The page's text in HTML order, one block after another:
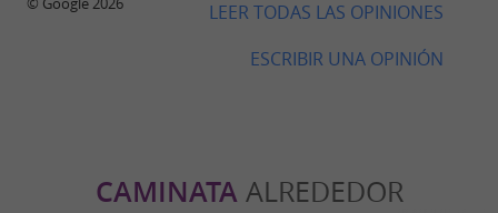
LEER TODAS LAS OPINIONES
ESCRIBIR UNA OPINIÓN
© Google 2026
CAMINATAALREDEDOR